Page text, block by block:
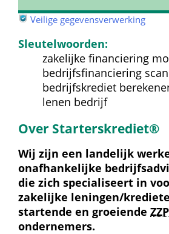
Veilige gegevensverwerking
Sleutelwoorden:
zakelijke financiering
bedrijfsfinanciering
bedrijfskrediet
lenen bedrijf
Over Starterskrediet®
Wij zijn een landelijk
onafhankelijke
die zich specialiseert in
zakelijke leningen/
startende en groeiende ZZP
ondernemers.